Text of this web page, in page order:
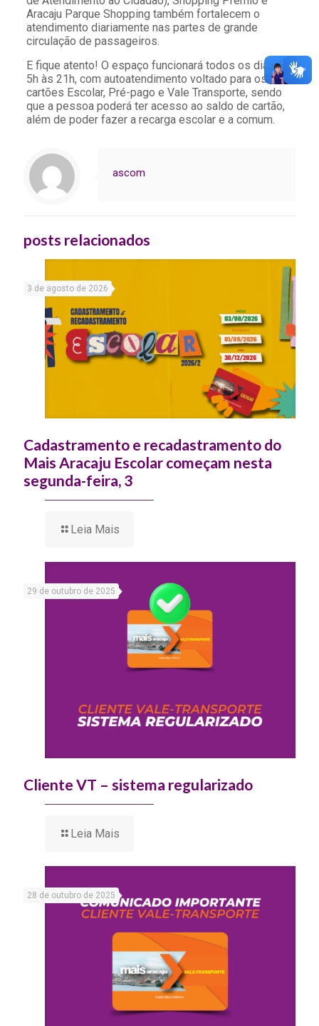
Aracaju Parque Shopping também fortalecem o
atendimento diariamente nas partes de grande
circulação de passageiros.
E fique atento! O espaço funcionará todos os dias de
5h às 21h, com autoatendimento voltado para os
cartões Escolar, Pré-pago e Vale Transporte, sendo
que a pessoa poderá ter acesso ao saldo de cartão,
além de poder fazer a recarga escolar e a comum.
ascom
posts relacionados
3 de agosto de 2026
Cadastramento e recadastramento do
Mais Aracaju Escolar começam nesta
segunda-feira, 3
Leia Mais
29 de outubro de 2025
Cliente VT – sistema regularizado
Leia Mais
28 de outubro de 2025